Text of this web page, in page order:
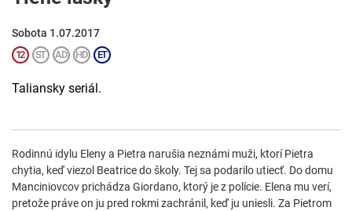
Sobota 1.07.2017
Taliansky seriál.
Rodinnú idylu Eleny a Pietra narušia neznámi muži, ktorí Pietra
chytia, keď viezol Beatrice do školy. Tej sa podarilo utiecť. Do domu
Manciniovcov prichádza Giordano, ktorý je z polície. Elena mu verí,
pretože práve on ju pred rokmi zachránil, keď ju uniesli. Za Pietrom